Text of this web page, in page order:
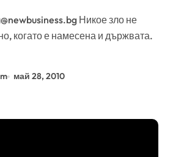
когато е намесена и държвата.
май 28, 2010